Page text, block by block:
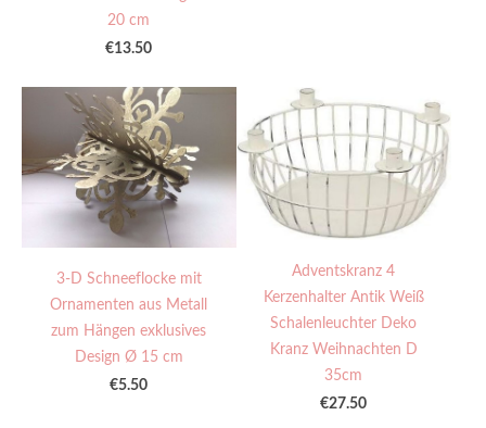
20 cm
€13.50
3-D Schneeflocke mit
Ornamenten aus Metall
zum Hängen exklusives
Design Ø 15 cm
€5.50
Adventskranz 4
Kerzenhalter Antik Weiß
Schalenleuchter Deko
Kranz Weihnachten D
35cm
€27.50